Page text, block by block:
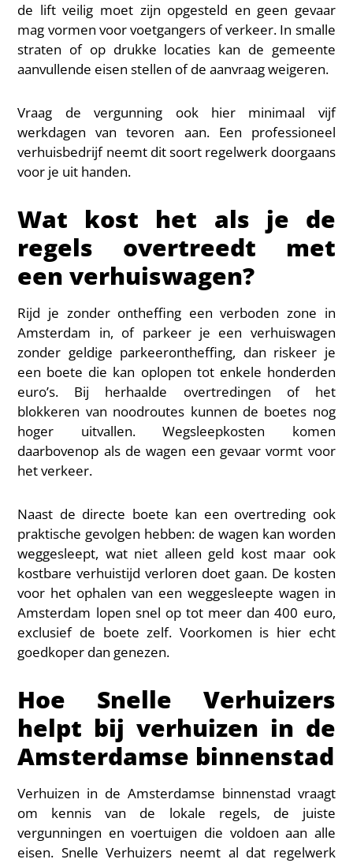
de lift veilig moet zijn opgesteld en geen gevaar
mag vormen voor voetgangers of verkeer. In smalle
straten of op drukke locaties kan de gemeente
aanvullende eisen stellen of de aanvraag weigeren.
Vraag de vergunning ook hier minimaal vijf
werkdagen van tevoren aan. Een professioneel
verhuisbedrijf neemt dit soort regelwerk doorgaans
voor je uit handen.
Wat kost het als je de
regels overtreedt met
een verhuiswagen?
Rijd je zonder ontheffing een verboden zone in
Amsterdam in, of parkeer je een verhuiswagen
zonder geldige parkeerontheffing, dan riskeer je
een boete die kan oplopen tot enkele honderden
euro’s. Bij herhaalde overtredingen of het
blokkeren van noodroutes kunnen de boetes nog
hoger uitvallen. Wegsleepkosten komen
daarbovenop als de wagen een gevaar vormt voor
het verkeer.
Naast de directe boete kan een overtreding ook
praktische gevolgen hebben: de wagen kan worden
weggesleept, wat niet alleen geld kost maar ook
kostbare verhuistijd verloren doet gaan. De kosten
voor het ophalen van een weggesleepte wagen in
Amsterdam lopen snel op tot meer dan 400 euro,
exclusief de boete zelf. Voorkomen is hier echt
goedkoper dan genezen.
Hoe Snelle Verhuizers
helpt bij verhuizen in de
Amsterdamse binnenstad
Verhuizen in de Amsterdamse binnenstad vraagt
om kennis van de lokale regels, de juiste
vergunningen en voertuigen die voldoen aan alle
eisen. Snelle Verhuizers neemt al dat regelwerk